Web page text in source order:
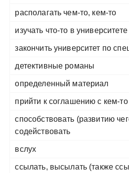
располагать чем-то, кем-то
изучать что-то в университете
закончить университет по
детективные романы
определенный материал
прийти к соглашению с кем-то
способствовать (развитию
содействовать
вслух
ссылать, высылать (также